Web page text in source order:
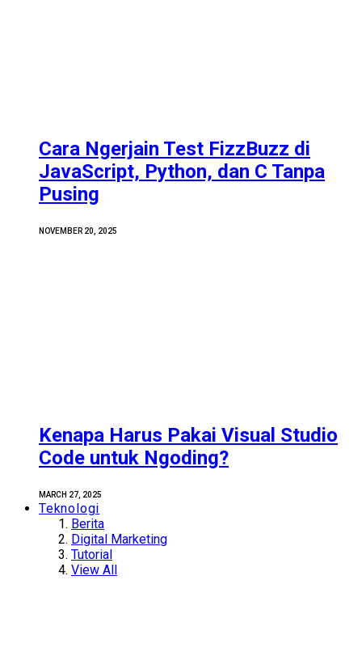
Cara Ngerjain Test FizzBuzz di
JavaScript, Python, dan C Tanpa
Pusing
NOVEMBER 20, 2025
Kenapa Harus Pakai Visual Studio
Code untuk Ngoding?
MARCH 27, 2025
Teknologi
Berita
Digital Marketing
Tutorial
View All